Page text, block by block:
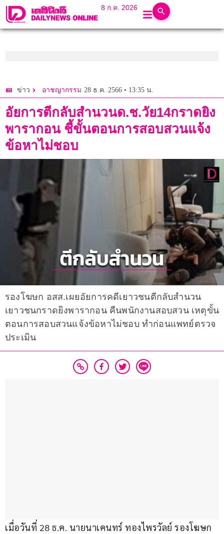
8 ก.ค. 2026
ข่าว อาชญากรรม 28 ธ.ค. 2566 • 13:35 น.
อัยการตีกลับสำนวนด.ช.วัย14กราดยิง
พารากอน ชี้ขั้นตอนการสอบสวนแจ้ง
ข้อหาไม่ชอบ
รองโฆษก อสส.เผยอัยการคดีเยาวชนตีกลับสำนวน
เยาวชนกราดยิงพารากอน คืนพนักงานสอบสวน เหตุขั้น
ตอนการสอบสวนแจ้งข้อหาไม่ชอบ ทำก่อนแพทย์ตรวจ
ประเมิน
เมื่อวันที่ 28 ธ.ค. นายนาเคนทร์ ทองไพรวัลย์ รองโฆษก